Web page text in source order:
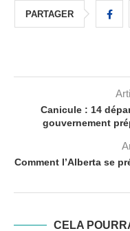
PARTAGER
Canicule : 14
gouvernement
Comment l’Alberta se
CELA